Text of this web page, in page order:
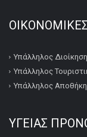
Υπάλληλος
Υπάλληλος
Υπάλληλος
ΥΓΕΙΑΣ